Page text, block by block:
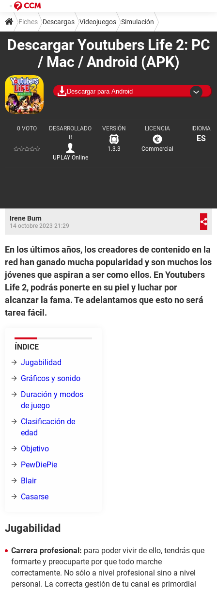
Descargar Youtubers Life 2: PC
/ Mac / Android (APK)
Descargar para Android
0 VOTO
DESARROLLADO
R
UPLAY Online
VERSIÓN
1.3.3
LICENCIA
Commercial
IDIOMA
ES
Fiches Descargas Videojuegos Simulación
Irene Burn
14 octobre 2023 21:29
En los últimos años, los creadores de contenido en la
red han ganado mucha popularidad y son muchos los
jóvenes que aspiran a ser como ellos. En Youtubers
Life 2, podrás ponerte en su piel y luchar por
alcanzar la fama. Te adelantamos que esto no será
tarea fácil.
ÍNDICE
Jugabilidad
Gráficos y sonido
Duración y modos
de juego
Clasificación de
edad
Objetivo
PewDiePie
Blair
Casarse
Jugabilidad
Carrera profesional: para poder vivir de ello, tendrás que
formarte y preocuparte por que todo marche
correctamente. No sólo a nivel profesional sino a nivel
personal. La correcta gestión de tu canal es primordial